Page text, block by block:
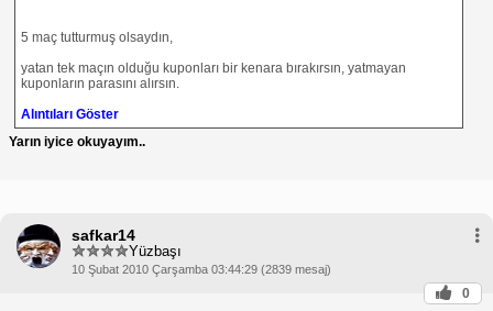
5 maç tutturmuş olsaydın,
yatan tek maçın olduğu kuponları bir kenara bırakırsın, yatmayan
kuponların parasını alırsın.
Alıntıları Göster
Yarın iyice okuyayım..
safkar14
Yüzbaşı
10 Şubat 2010 Çarşamba 03:44:29 (2839 mesaj)
0